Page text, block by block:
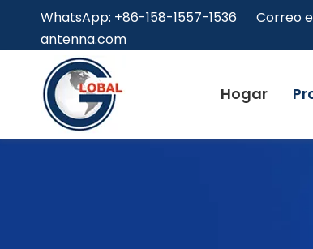
WhatsApp: +86-158-1557-1536 Correo
antenna.com
Hogar